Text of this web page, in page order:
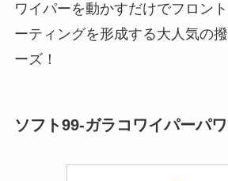
ワイパーを動かすだけでフロン
ーティングを形成する大人気の
ーズ！
ソフト99-ガラコワイパーパ